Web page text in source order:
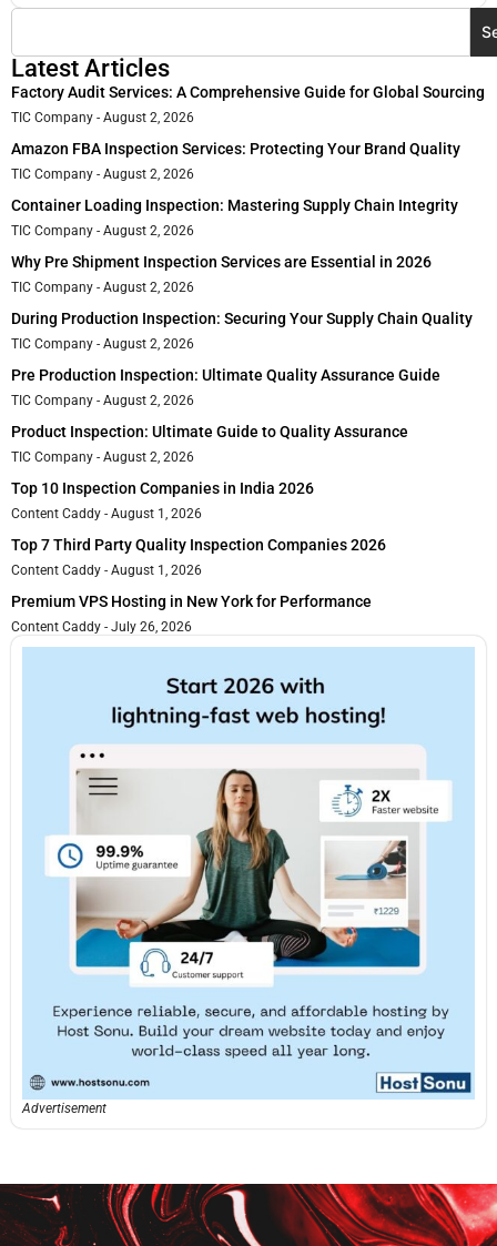
Latest Articles
Factory Audit Services: A Comprehensive Guide for Global Sourcing
TIC Company August 2, 2026
Amazon FBA Inspection Services: Protecting Your Brand Quality
TIC Company August 2, 2026
Container Loading Inspection: Mastering Supply Chain Integrity
TIC Company August 2, 2026
Why Pre Shipment Inspection Services are Essential in 2026
TIC Company August 2, 2026
During Production Inspection: Securing Your Supply Chain Quality
TIC Company August 2, 2026
Pre Production Inspection: Ultimate Quality Assurance Guide
TIC Company August 2, 2026
Product Inspection: Ultimate Guide to Quality Assurance
TIC Company August 2, 2026
Top 10 Inspection Companies in India 2026
Content Caddy August 1, 2026
Top 7 Third Party Quality Inspection Companies 2026
Content Caddy August 1, 2026
Premium VPS Hosting in New York for Performance
Content Caddy July 26, 2026
Advertisement